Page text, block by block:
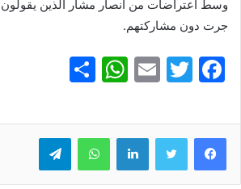
وسط اعتراضات من أنصار مشار الذين
جرت دون مشاركتهم.
F
c
e
b
T
itt
er
E
ai
l
W
at
s
A
ar
e
لينكدإن واتساب تيلقرام